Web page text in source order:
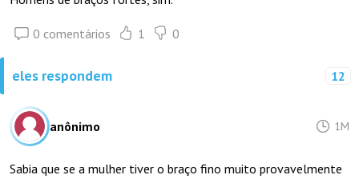
0 comentários 1 0
eles respondem 12
anônimo 1M
Sabia que se a mulher tiver o braço fino muito provavelmente